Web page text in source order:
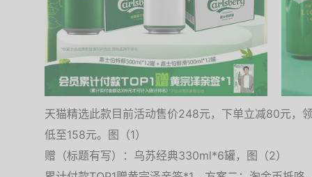
天猫精选此款目前活动售价248元，下单立减80元，
低至158元。图（1）
赠（标题有写）：乌苏经典330ml*6罐，图（2）